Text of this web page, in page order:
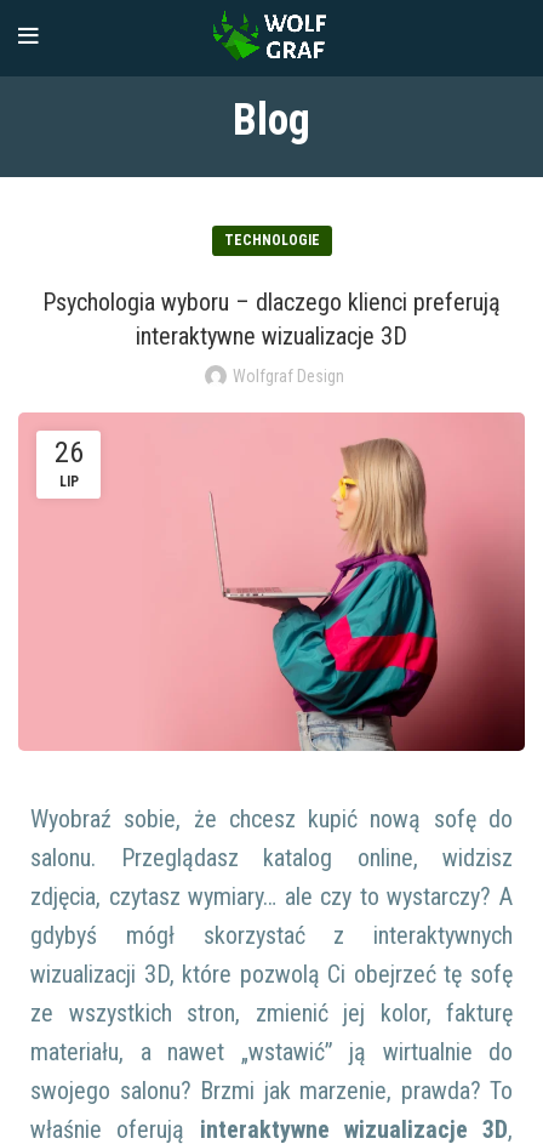
Blog
TECHNOLOGIE
Psychologia wyboru – dlaczego klienci preferują
interaktywne wizualizacje 3D
Wolfgraf Design
26
LIP
Wyobraź sobie, że chcesz kupić nową sofę do
salonu. Przeglądasz katalog online, widzisz
zdjęcia, czytasz wymiary… ale czy to wystarczy? A
gdybyś mógł skorzystać z interaktywnych
wizualizacji 3D, które pozwolą Ci obejrzeć tę sofę
ze wszystkich stron, zmienić jej kolor, fakturę
materiału, a nawet „wstawić” ją wirtualnie do
swojego salonu? Brzmi jak marzenie, prawda? To
właśnie oferują interaktywne wizualizacje 3D,